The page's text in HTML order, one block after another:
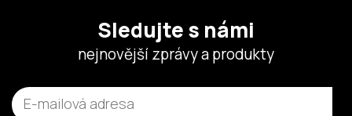
Sledujte s námi
nejnovější zprávy a produkty